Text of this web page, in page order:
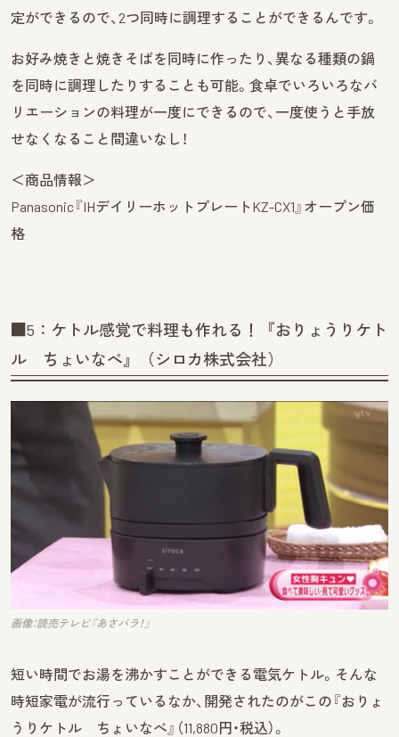
定ができるので、2つ同時に調理することができるんです。
お好み焼きと焼きそばを同時に作ったり、異なる種類の鍋
を同時に調理したりすることも可能。食卓でいろいろなバ
リエーションの料理が一度にできるので、一度使うと手放
せなくなること間違いなし！
＜商品情報＞
Panasonic『IHデイリーホットプレートKZ-CX1』オープン価
格
■5：ケトル感覚で料理も作れる！『おりょうりケト
ル ちょいなべ』（シロカ株式会社）
画像：読売テレビ『あさパラ！』
短い時間でお湯を沸かすことができる電気ケトル。そんな
時短家電が流行っているなか、開発されたのがこの『おりょ
うりケトル ちょいなべ』（11,880円・税込）。